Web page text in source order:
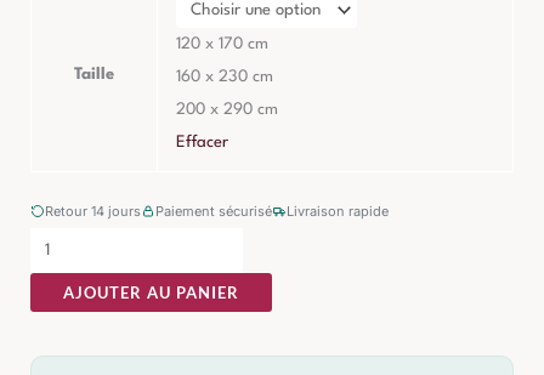
Taille
120 x 170 cm
160 x 230 cm
200 x 290 cm
Effacer
Retour 14 jours Paiement sécurisé Livraison rapide
Polypropylène
AJOUTER AU PANIER